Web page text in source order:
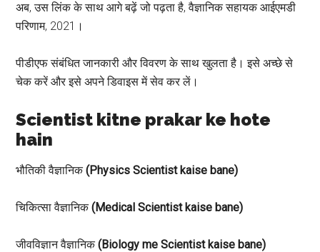
अब, उस लिंक के साथ आगे बढ़ें जो पढ़ता है, वैज्ञानिक सहायक आईएमडी
परिणाम, 2021।
पीडीएफ संबंधित जानकारी और विवरण के साथ खुलता है। इसे अच्छे से
चेक करें और इसे अपने डिवाइस में सेव कर लें।
Scientist kitne prakar ke hote
hain
भौतिकी वैज्ञानिक(Physics Scientist kaise bane)
चिकित्सा वैज्ञानिक(Medical Scientist kaise bane)
जीवविज्ञान वैज्ञानिक(Biology me Scientist kaise bane)